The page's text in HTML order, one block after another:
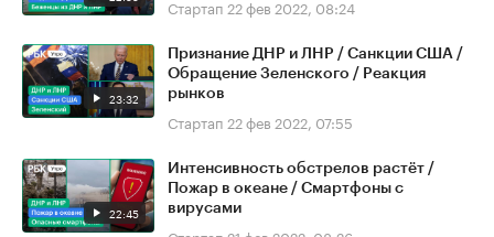
Стартап 22 фев 2022, 08:24
23:32
Признание ДНР и ЛНР / Санкции США /
Обращение Зеленского / Реакция
рынков
Стартап 22 фев 2022, 07:55
22:45
Интенсивность обстрелов растёт /
Пожар в океане / Смартфоны с
вирусами